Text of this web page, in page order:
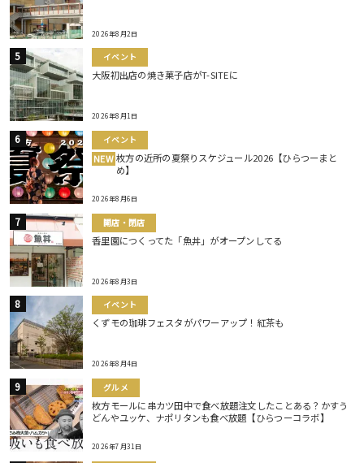
2026年8月2日
イベント
大阪初出店の焼き菓子店がT-SITEに
2026年8月1日
イベント
NEW 枚方の近所の夏祭りスケジュール2026【ひらつーまと
め】
2026年8月6日
開店・閉店
香里園につくってた「魚丼」がオープンしてる
2026年8月3日
イベント
くずモの珈琲フェスタがパワーアップ！紅茶も
2026年8月4日
グルメ
枚方モールに串カツ田中で食べ放題注文したことある？かすう
どんやユッケ、ナポリタンも食べ放題【ひらつーコラボ】
2026年7月31日